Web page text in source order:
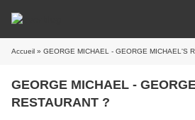
Accueil » GEORGE MICHAEL - GEORGE MICHAEL'S
GEORGE MICHAEL -
RESTAURANT ?